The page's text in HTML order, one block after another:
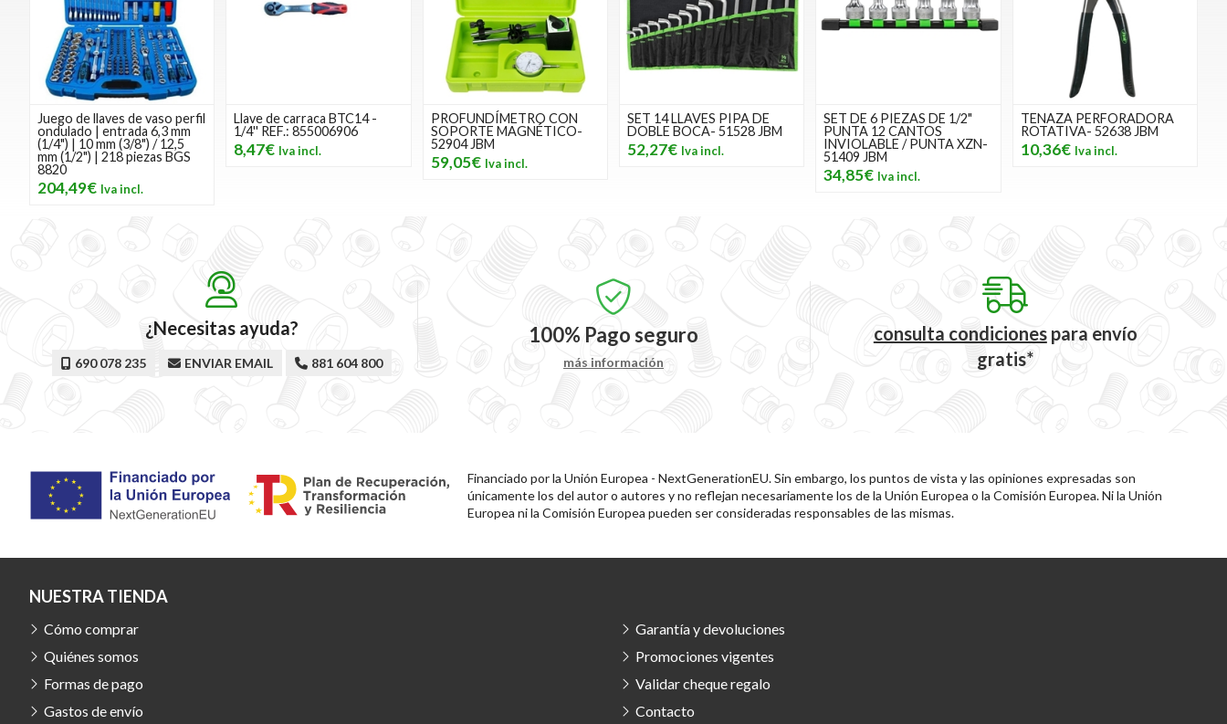
Juego de llaves de vaso perfil
ondulado | entrada 6,3 mm
(1/4") | 10 mm (3/8") / 12,5
mm (1/2") | 218 piezas BGS
8820
204,49€
Llave de carraca BTC14 -
1/4'' REF.: 855006906
8,47€
PROFUNDÍMETRO CON
SOPORTE MAGNÉTICO-
52904 JBM
59,05€
SET 14 LLAVES PIPA DE
DOBLE BOCA- 51528 JBM
52,27€
SET DE 6 PIEZAS DE 1/2"
PUNTA 12 CANTOS
INVIOLABLE / PUNTA XZN-
51409 JBM
34,85€
TENAZA PERFORADORA
ROTATIVA- 52638 JBM
10,36€
¿Necesitas ayuda?
690 078 235 ENVIAR EMAIL 881 604 800
100% Pago seguro
más información
consulta condicionespara envío
gratis*
Financiado por la Unión Europea - NextGenerationEU. Sin embargo, los puntos de vista y las opiniones expresadas son
únicamente los del autor o autores y no reflejan necesariamente los de la Unión Europea o la Comisión Europea. Ni la Unión
Europea ni la Comisión Europea pueden ser consideradas responsables de las mismas.
NUESTRA TIENDA
Cómo comprar
Quiénes somos
Formas de pago
Gastos de envío
Garantía y devoluciones
Promociones vigentes
Validar cheque regalo
Contacto